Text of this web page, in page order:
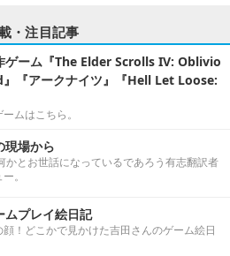
・注目記事
ゲーム『The Elder Scrolls IV: Oblivio
『アークナイツ』『Hell Let Loose:
ムはこちら。
現場から
かとお世話になっているであろう有志翻訳者
。
ムプレイ絵日記
顔！どこかで見かけた吉田さんのゲーム絵日